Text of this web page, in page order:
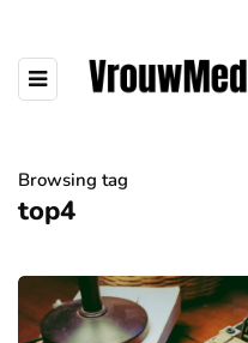
Browsing tag
top4